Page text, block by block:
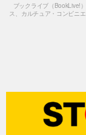
ブックライブ（BookLive!
ス、カルチュア・コンビニ